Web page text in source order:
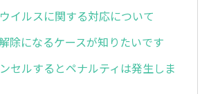
イルスに関する対応について
除になるケースが知りたいです
セルするとペナルティは発生しま